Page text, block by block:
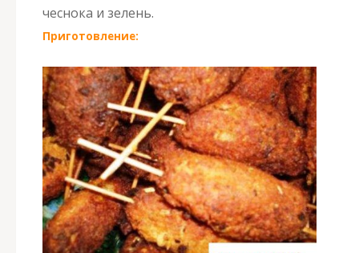
чеснока и зелень.
Приготовление: